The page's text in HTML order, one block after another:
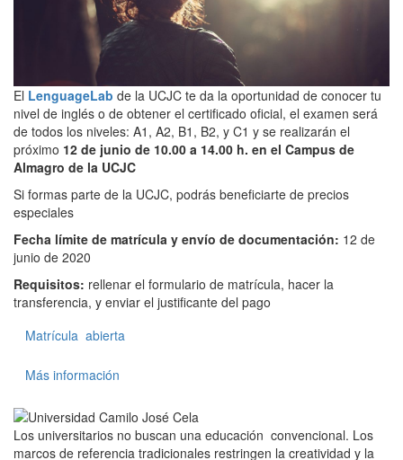
El LenguageLab de la UCJC te da la oportunidad de conocer tu
nivel de inglés o de obtener el certificado oficial, el examen será
de todos los niveles: A1, A2, B1, B2, y C1 y se realizarán el
próximo 12 de junio de 10.00 a 14.00 h. en el Campus de
Almagro de la UCJC
Si formas parte de la UCJC, podrás beneficiarte de precios
especiales
Fecha límite de matrícula y envío de documentación: 12 de
junio de 2020
Requisitos: rellenar el formulario de matrícula, hacer la
transferencia, y enviar el justificante del pago
Matrícula abierta
Más información
Los universitarios no buscan una educación convencional. Los
marcos de referencia tradicionales restringen la creatividad y la